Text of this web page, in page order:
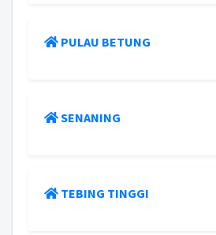
PULAU BETUNG
SENANING
TEBING TINGGI